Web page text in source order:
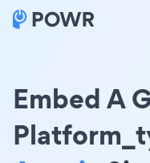
Embed A